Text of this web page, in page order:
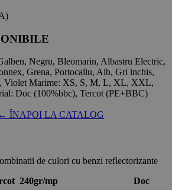
Negru, Bleomarin, Albastru Electric,
Grena, Portocaliu, Alb, Gri inchis,
Violet Marime: XS, S, M, L, XL, XXL,
Doc (100%bbc), Tercot (PE+BBC)
← ÎNAPOI LA CATALOG
de culori cu benzi reflectorizante
240gr/mp Doc